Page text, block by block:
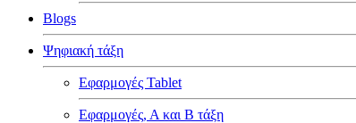
Blogs
Ψηφιακή τάξη
Εφαρμογές Tablet
Εφαρμογές, Α και Β τάξη